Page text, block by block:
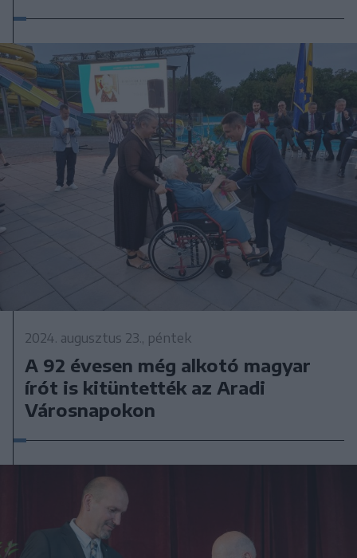
2024. augusztus 23., péntek
A 92 évesen még alkotó magyar
írót is kitüntették az Aradi
Városnapokon